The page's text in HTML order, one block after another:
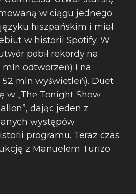
w ciągu jednego
hiszpańskim i miał
w historii Spotify. W
pobił rekordy na
mln odtworzeń) i na
52 mln wyświetleń). Duet
w „The Tonight Show
dając jeden z
występów
programu. Teraz czas
z Manuelem Turizo